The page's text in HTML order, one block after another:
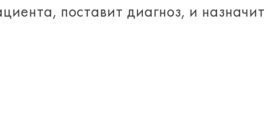
поставит диагноз, и назначит